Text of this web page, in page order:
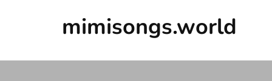
mimisongs.world